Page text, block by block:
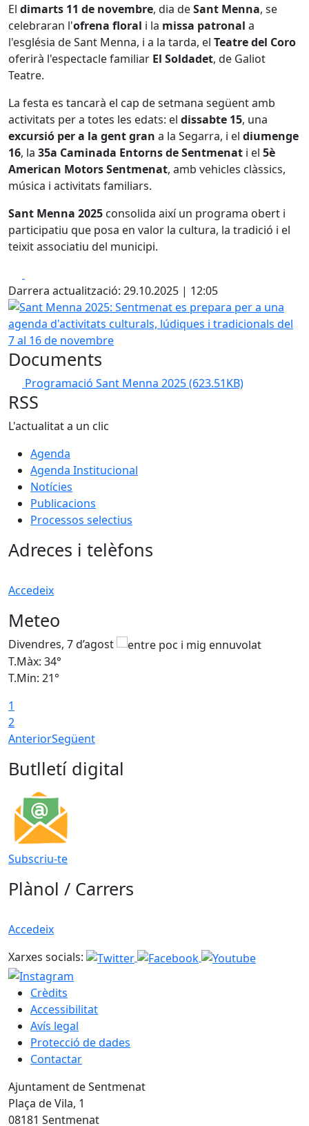
El dimarts 11 de novembre, dia deSant Menna, se
celebraran l'ofrena floral i la missa patronal a
l'església de Sant Menna, i a la tarda, el Teatre del Coro
oferirà l'espectacle familiar El Soldadet, de Galiot
Teatre.
La festa es tancarà el cap de setmana següent amb
activitats per a totes les edats: el dissabte 15, una
excursió per a la gent gran a la Segarra, i el diumenge
16, la 35a Caminada Entorns de Sentmenat i el 5è
American Motors Sentmenat, amb vehicles clàssics,
música i activitats familiars.
Sant Menna 2025 consolida així un programa obert i
participatiu que posa en valor la cultura, la tradició i el
teixit associatiu del municipi.
Darrera actualització: 29.10.2025 | 12:05
Sant Menna 2025: Sentmenat es prepara per a una
Documents
Programació Sant Menna 2025(623.51KB)
RSS
L'actualitat a un clic
Agenda
Agenda Institucional
Notícies
Publicacions
Processos selectius
Adreces i telèfons
Accedeix
Meteo
Divendres, 7 d’agost
T.Màx: 34°
T.Min: 21°
1
2
AnteriorSegüent
Butlletí digital
Subscriu-te
Plànol / Carrers
Accedeix
Xarxes socials:
Crèdits
Accessibilitat
Avís legal
Protecció de dades
Contactar
Ajuntament de Sentmenat
Plaça de Vila, 1
08181 Sentmenat